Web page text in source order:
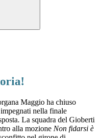
Maggio ha chiuso
impegnati nella finale
La squadra del Gioberti
alla mozione Non fidarsi è